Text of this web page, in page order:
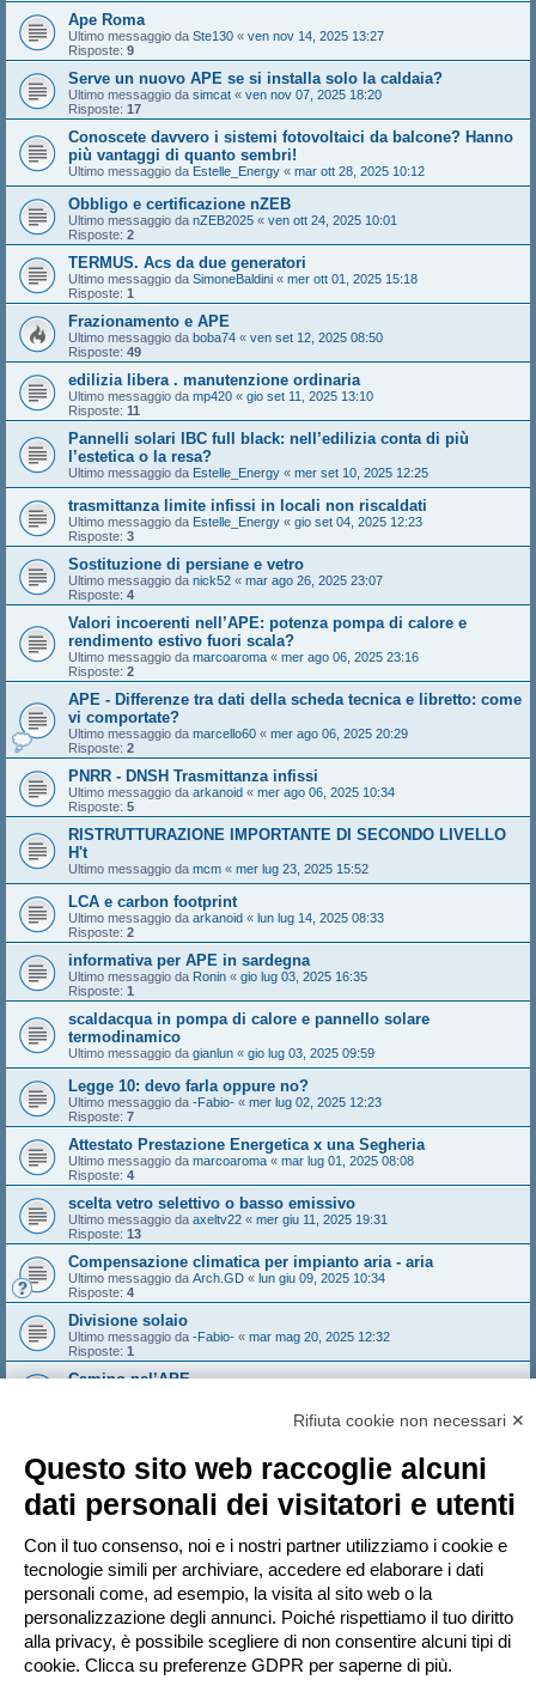
Ape Roma
Ultimo messaggio da Ste130 « ven nov 14, 2025 13:27
Risposte: 9
Serve un nuovo APE se si installa solo la caldaia?
Ultimo messaggio da simcat « ven nov 07, 2025 18:20
Risposte: 17
Conoscete davvero i sistemi fotovoltaici da balcone? Hanno
più vantaggi di quanto sembri!
Ultimo messaggio da Estelle_Energy « mar ott 28, 2025 10:12
Obbligo e certificazione nZEB
Ultimo messaggio da nZEB2025 « ven ott 24, 2025 10:01
Risposte: 2
TERMUS. Acs da due generatori
Ultimo messaggio da SimoneBaldini « mer ott 01, 2025 15:18
Risposte: 1
Frazionamento e APE
Ultimo messaggio da boba74 « ven set 12, 2025 08:50
Risposte: 49
edilizia libera . manutenzione ordinaria
Ultimo messaggio da mp420 « gio set 11, 2025 13:10
Risposte: 11
Pannelli solari IBC full black: nell’edilizia conta di più
l’estetica o la resa?
Ultimo messaggio da Estelle_Energy « mer set 10, 2025 12:25
trasmittanza limite infissi in locali non riscaldati
Ultimo messaggio da Estelle_Energy « gio set 04, 2025 12:23
Risposte: 3
Sostituzione di persiane e vetro
Ultimo messaggio da nick52 « mar ago 26, 2025 23:07
Risposte: 4
Valori incoerenti nell’APE: potenza pompa di calore e
rendimento estivo fuori scala?
Ultimo messaggio da marcoaroma « mer ago 06, 2025 23:16
Risposte: 2
APE - Differenze tra dati della scheda tecnica e libretto: come
vi comportate?
Ultimo messaggio da marcello60 « mer ago 06, 2025 20:29
Risposte: 2
PNRR - DNSH Trasmittanza infissi
Ultimo messaggio da arkanoid « mer ago 06, 2025 10:34
Risposte: 5
RISTRUTTURAZIONE IMPORTANTE DI SECONDO LIVELLO
H't
Ultimo messaggio da mcm « mer lug 23, 2025 15:52
LCA e carbon footprint
Ultimo messaggio da arkanoid « lun lug 14, 2025 08:33
Risposte: 2
informativa per APE in sardegna
Ultimo messaggio da Ronin « gio lug 03, 2025 16:35
Risposte: 1
scaldacqua in pompa di calore e pannello solare
termodinamico
Ultimo messaggio da gianlun « gio lug 03, 2025 09:59
Legge 10: devo farla oppure no?
Ultimo messaggio da -Fabio- « mer lug 02, 2025 12:23
Risposte: 7
Attestato Prestazione Energetica x una Segheria
Ultimo messaggio da marcoaroma « mar lug 01, 2025 08:08
Risposte: 4
scelta vetro selettivo o basso emissivo
Ultimo messaggio da axeltv22 « mer giu 11, 2025 19:31
Risposte: 13
Compensazione climatica per impianto aria - aria
Ultimo messaggio da Arch.GD « lun giu 09, 2025 10:34
Risposte: 4
Divisione solaio
Ultimo messaggio da -Fabio- « mar mag 20, 2025 12:32
Risposte: 1
Camino nel’APE
3732 argomenti Pagina1di75
1 2 3 4 5 … 75 Prossimo
PERMESSI FORUM
Non puoiaprire nuovi argomenti
Non puoirispondere negli argomenti
Non puoi
modificare i tuoi messaggi
Non puoicancellare i tuoi messaggi
Non puoi inviare allegati
Rifiuta cookie non necessari ✕
Questo sito web raccoglie alcuni
dati personali dei visitatori e utenti
Con il tuo consenso, noi e i nostri partner utilizziamo i cookie e
tecnologie simili per archiviare, accedere ed elaborare i dati
personali come, ad esempio, la visita al sito web o la
personalizzazione degli annunci. Poiché rispettiamo il tuo diritto
alla privacy, è possibile scegliere di non consentire alcuni tipi di
cookie. Clicca su preferenze GDPR per saperne di più.